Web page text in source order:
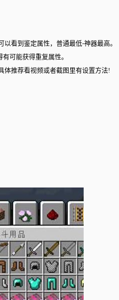
看到鉴定属性，普通最低-神器最高。
可能获得重复属性。
体推荐看视频或者截图里有设置方法!